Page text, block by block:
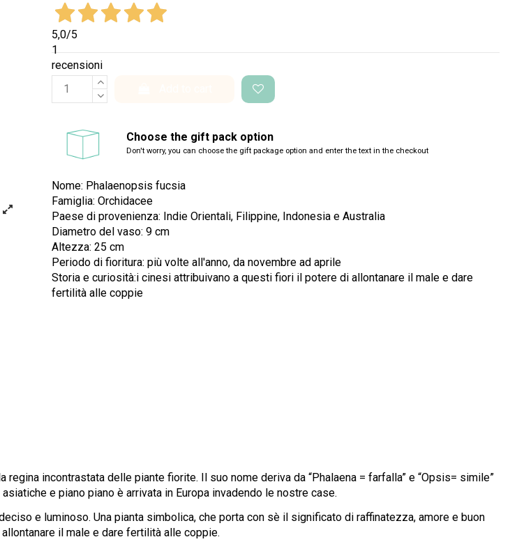
5,0/5
1
recensioni
Choose the gift pack option
Don't worry, you can choose the gift package option and enter the text in the checkout
Nome: Phalaenopsis fucsia
Famiglia: Orchidacee
Paese di provenienza: Indie Orientali, Filippine, Indonesia e Australia
Diametro del vaso: 9 cm
Altezza: 25 cm
Periodo di fioritura: più volte all'anno, da novembre ad aprile
Storia e curiosità:i cinesi attribuivano a questi fiori il potere di allontanare il male e dare
fertilità alle coppie
incontrastata delle piante fiorite. Il suo nome deriva da “Phalaena = farfalla” e “Opsis= simile”
e piano piano è arrivata in Europa invadendo le nostre case.
e luminoso. Una pianta simbolica, che porta con sè il significato di raffinatezza, amore e buon
il male e dare fertilità alle coppie.